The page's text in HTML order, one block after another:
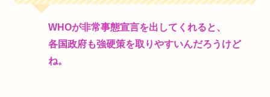
WHOが非常事態宣言を出してくれると、
各国政府も強硬策を取りやすいんだろうけど
ね。